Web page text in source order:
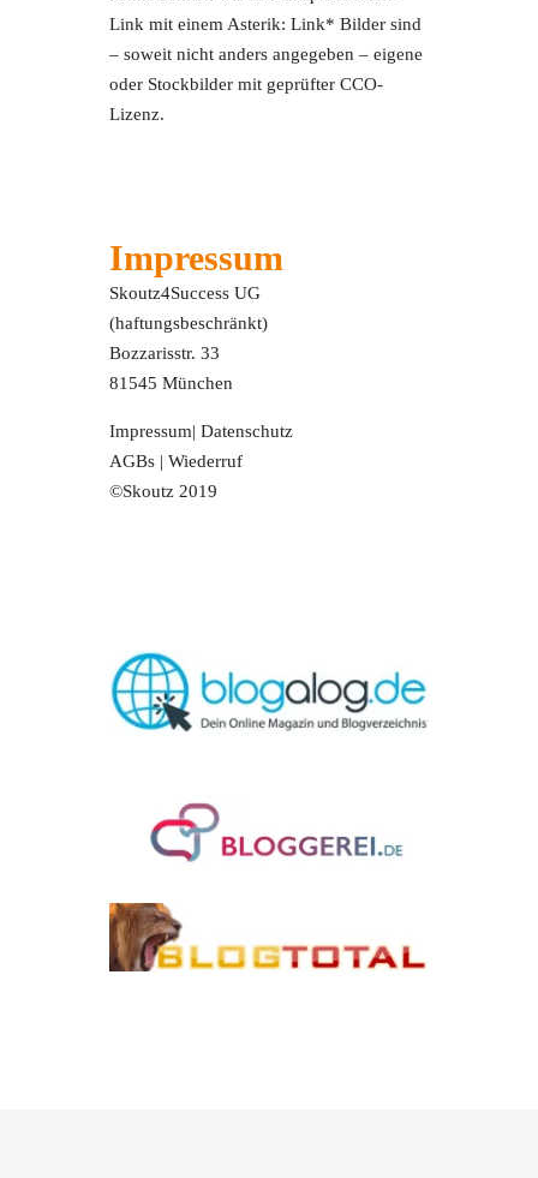
Link mit einem Asterik: Link* Bilder sind
– soweit nicht anders angegeben – eigene
oder Stockbilder mit geprüfter CCO-
Lizenz.
Impressum
Skoutz4Success UG
(haftungsbeschränkt)
Bozzarisstr. 33
81545 München
Impressum|Datenschutz
AGBs |Wiederruf
©Skoutz 2019